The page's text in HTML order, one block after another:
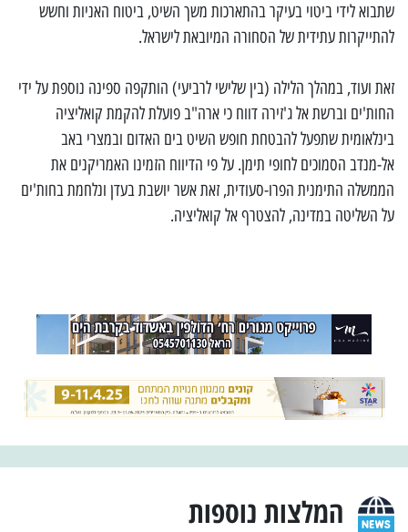
שתבוא לידי ביטוי בעיקר בהתארכות משך השיט, ביטוח האניות וחשש
להתייקרות עתידית של הסחורה המיובאת לישראל.
זאת ועוד, במהלך הלילה (בין שלישי לרביעי) הותקפה ספינה נוספת על ידי
החות'ים וברשת אל ג'זירה דווח כי ארה"ב פועלת להקמת קואליציה
בינלאומית שתפעל להבטחת חופש השיט בים האדום ובמצרי באב
אל-מנדב הסמוכים לחופי תימן. על פי הדיווח הזמינו האמריקנים את
הממשלה התימנית הפרו-סעודית, זאת אשר יושבת בעדן ונלחמת בחות'ים
על השליטה במדינה, להצטרף אל קואליציה.
המלצות נוספות